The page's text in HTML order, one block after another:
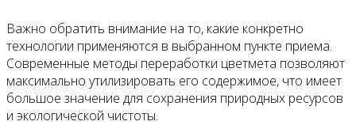
Важно обратить внимание на то, какие конкретно
технологии применяются в выбранном пункте приема.
Современные методы переработки цветмета позволяют
максимально утилизировать его содержимое, что имеет
большое значение для сохранения природных ресурсов
и экологической чистоты.